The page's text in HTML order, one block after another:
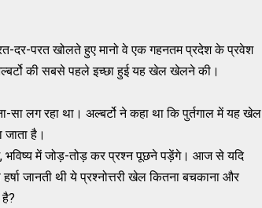
दर-परत खोलते हुए मानो वे एक गहनतम प्रदेश के प्रवेश
की सबसे पहले इच्छा हुई यह खेल खेलने की।
लग रहा था। अल्बर्टो ने कहा था कि पुर्तगाल में यह खेल
है।
भविष्य में जोड़-तोड़ कर प्रश्न पूछने पड़ेंगे। आज से यदि
जानती थी ये प्रश्नोत्तरी खेल कितना बचकाना और